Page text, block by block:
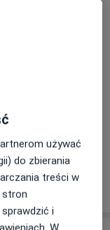
używać
do zbierania
treści w
stron
i